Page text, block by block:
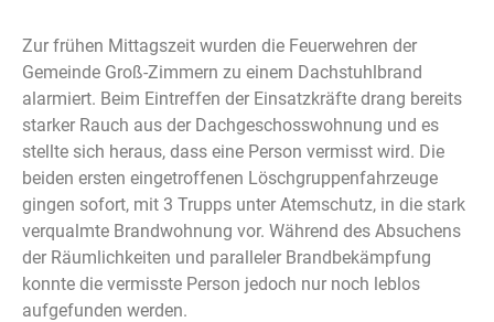
Zur frühen Mittagszeit wurden die Feuerwehren der
Gemeinde Groß-Zimmern zu einem Dachstuhlbrand
alarmiert. Beim Eintreffen der Einsatzkräfte drang bereits
starker Rauch aus der Dachgeschosswohnung und es
stellte sich heraus, dass eine Person vermisst wird. Die
beiden ersten eingetroffenen Löschgruppenfahrzeuge
gingen sofort, mit 3 Trupps unter Atemschutz, in die stark
verqualmte Brandwohnung vor. Während des Absuchens
der Räumlichkeiten und paralleler Brandbekämpfung
konnte die vermisste Person jedoch nur noch leblos
aufgefunden werden.